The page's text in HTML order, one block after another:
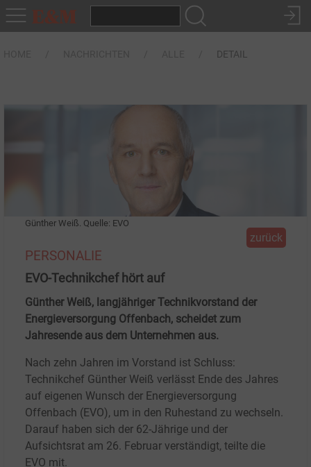
DETAIL
Günther Weiß. Quelle: EVO
zurück
PERSONALIE
EVO-Technikchef hört auf
Günther Weiß, langjähriger Technikvorstand der
Energieversorgung Offenbach, scheidet zum
Jahresende aus dem Unternehmen aus.
Nach zehn Jahren im Vorstand ist Schluss:
Technikchef Günther Weiß verlässt Ende des Jahres
auf eigenen Wunsch der Energieversorgung
Offenbach (EVO), um in den Ruhestand zu wechseln.
Darauf haben sich der 62-Jährige und der
Aufsichtsrat am 26. Februar verständigt, teilte die
EVO mit.